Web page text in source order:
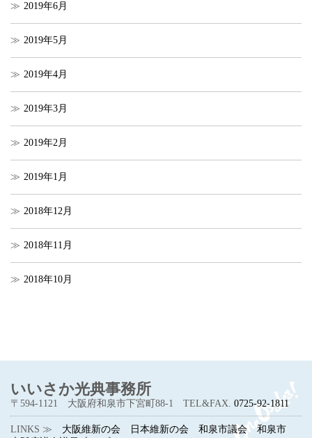
2019年6月
2019年5月
2019年4月
2019年3月
2019年2月
2019年1月
2018年12月
2018年11月
2018年10月
いいさか光典事務所
〒594-1121 大阪府和泉市下宮町88-1 TEL&FAX. 0725-92-1811
LINKS ≫ 大阪維新の会 日本維新の会 和泉市議会
和泉市